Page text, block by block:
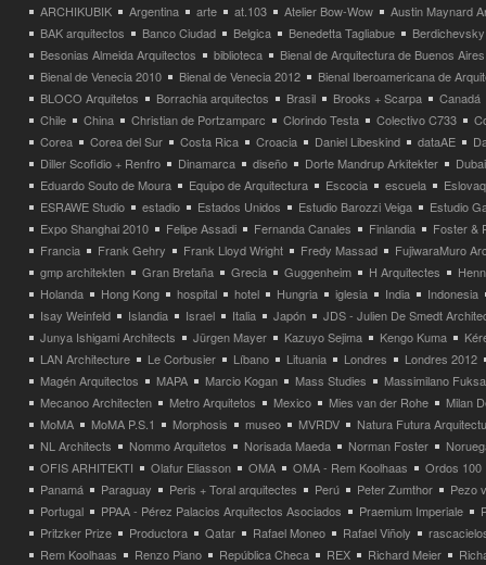
ARCHIKUBIK
Argentina arte at.103 Atelier Bow-Wow
Austin Maynard
BAK arquitectos
Banco Ciudad Belgica Benedetta Tagliabue
Besonias Almeida Arquitectos
biblioteca
Bienal de Arquitectura de Buenos Aires
Bienal de Venecia 2010
Bienal de Venecia 2012
Bienal Iberoamericana de
BLOCO Arquitetos
Borrachia arquitectos Brasil Brooks + Scarpa
Canadá
Chile
China Christian de Portzamparc Clorindo Testa Colectivo C733
Corea
Corea del Sur Costa Rica Croacia Daniel Libeskind dataAE
Diller Scofidio + Renfro
Dinamarca diseño Dorte Mandrup Arkitekter
Dubai
Eduardo Souto de Moura
Equipo de Arquitectura Escocia escuela
ESRAWE Studio
estadio Estados Unidos Estudio Barozzi Veiga
Estudio
Expo Shanghai 2010
Felipe Assadi Fernanda Canales Finlandia
Foster &
Francia
Frank Gehry Frank Lloyd Wright Fredy Massad
FujiwaraMuro
gmp architekten
Gran Bretaña Grecia Guggenheim H Arquitectes
Holanda
Hong Kong hospital hotel Hungria iglesia India
Indonesia
Isay Weinfeld
Islandia Israel Italia Japón
JDS - Julien De Smedt
Junya Ishigami Architects
Jürgen Mayer Kazuyo Sejima Kengo Kuma
LAN Architecture
Le Corbusier Líbano Lituania Londres
Londres 2012
Magén Arquitectos
MAPA Marcio Kogan Mass Studies
Massimilano
Mecanoo Architecten
Metro Arquitetos Mexico Mies van der Rohe
Milan
MoMA
MoMA P.S.1 Morphosis museo MVRDV
Natura Futura
NL Architects
Nommo Arquitetos Norisada Maeda Norman Foster
OFIS ARHITEKTI
Olafur Eliasson OMA OMA - Rem Koolhaas
Ordos 100
Panamá
Paraguay Peris + Toral arquitectes Perú Peter Zumthor
Pezo
Portugal
PPAA - Pérez Palacios Arquitectos Asociados Praemium Imperiale
Pritzker Prize
Productora Qatar Rafael Moneo Rafael Viñoly
Rem Koolhaas
Renzo Piano República Checa REX Richard Meier